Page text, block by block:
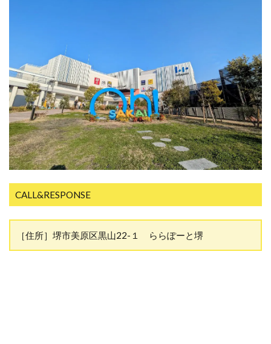
CALL&RESPONSE
［住所］堺市美原区黒山22-１ ららぽーと堺